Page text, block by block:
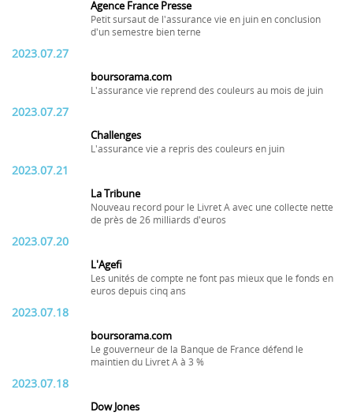
Agence France Presse
Petit sursaut de l'assurance vie en juin en conclusion
d'un semestre bien terne
2023.07.27
boursorama.com
L'assurance vie reprend des couleurs au mois de juin
2023.07.27
Challenges
L'assurance vie a repris des couleurs en juin
2023.07.21
La Tribune
Nouveau record pour le Livret A avec une collecte nette
de près de 26 milliards d'euros
2023.07.20
L'Agefi
Les unités de compte ne font pas mieux que le fonds en
euros depuis cinq ans
2023.07.18
boursorama.com
Le gouverneur de la Banque de France défend le
maintien du Livret A à 3 %
2023.07.18
Dow Jones